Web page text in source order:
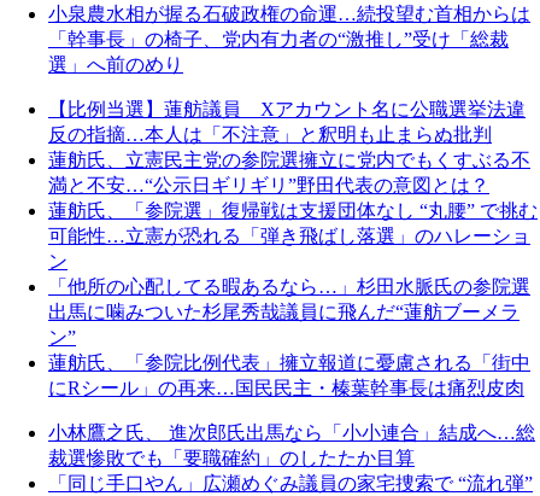
小泉農水相が握る石破政権の命運…続投望む首相からは
「幹事長」の椅子、党内有力者の“激推し”受け「総裁
選」へ前のめり
【比例当選】蓮舫議員 Xアカウント名に公職選挙法違
反の指摘…本人は「不注意」と釈明も止まらぬ批判
蓮舫氏、立憲民主党の参院選擁立に党内でもくすぶる不
満と不安…“公示日ギリギリ”野田代表の意図とは？
蓮舫氏、「参院選」復帰戦は支援団体なし “丸腰” で挑む
可能性…立憲が恐れる「弾き飛ばし落選」のハレーショ
ン
「他所の心配してる暇あるなら…」杉田水脈氏の参院選
出馬に噛みついた杉尾秀哉議員に飛んだ“蓮舫ブーメラ
ン”
蓮舫氏、「参院比例代表」擁立報道に憂慮される「街中
にRシール」の再来…国民民主・榛葉幹事長は痛烈皮肉
小林鷹之氏、 進次郎氏出馬なら「小小連合」結成へ…総
裁選惨敗でも「要職確約」のしたたか目算
「同じ手口やん」広瀬めぐみ議員の家宅捜索で “流れ弾”